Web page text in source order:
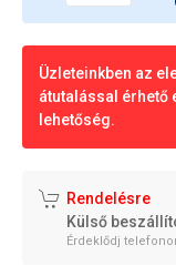
Üzleteinkben az
átutalással érhető
lehetőség.
Rendelésre
Külső
Érdeklődj